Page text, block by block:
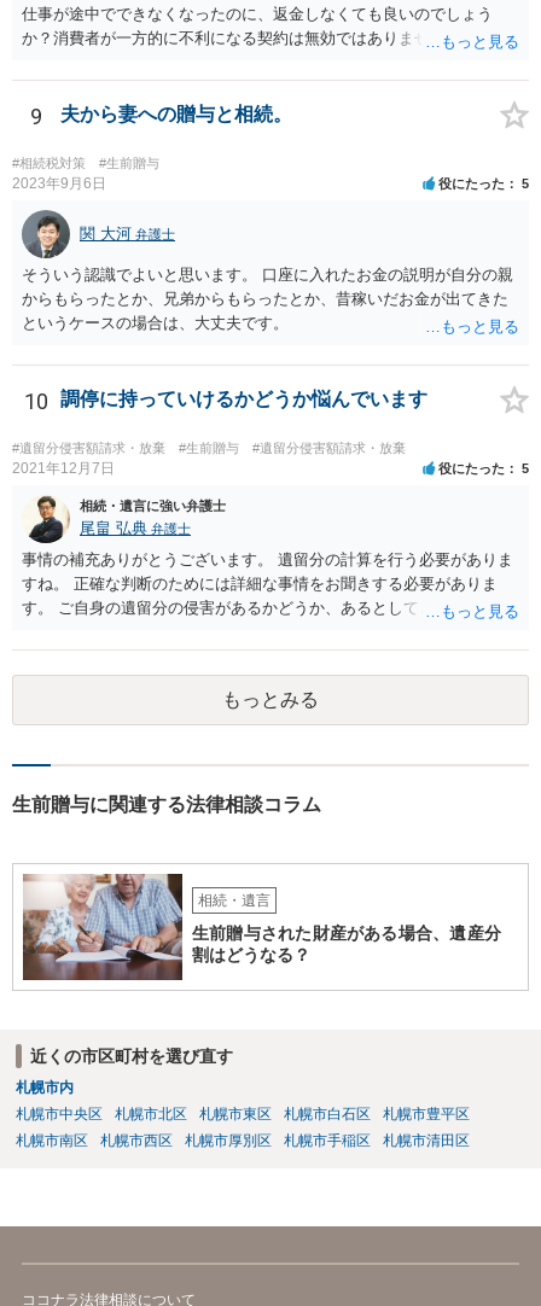
仕事が途中でできなくなったのに、返金しなくても良いのでしょう
か？消費者が一方的に不利になる契約は無効ではありませんか？
務があると思います。 倒れた弁護士が所属する弁護士会に相談さ
れた方がよいと思います。 倒れた弁護士は脳梗塞で倒れたようで
すが、 判断能力があり、復代理を倒れた弁護士の判断で復代理を
選任したのか 即ち、復代理人の選任は有効なのかという問題もあ
ると思います。
9 夫から妻への贈与と相続。
#相続税対策 #生前贈与
2023年9月6日 役にたった 5
関 大河 弁護士
そういう認識でよいと思います。 口座に入れたお金の説明が自分の親
からもらったとか、兄弟からもらったとか、昔稼いだお金が出てきた
というケースの場合は、大丈夫です。
10 調停に持っていけるかどうか悩んでいます
#遺留分侵害額請求・放棄 #生前贈与 #遺留分侵害額請求・放棄
2021年12月7日 役にたった 5
相続・遺言に強い弁護士
尾畠 弘典 弁護士
事情の補充ありがとうございます。 遺留分の計算を行う必要がありま
すね。 正確な判断のためには詳細な事情をお聞きする必要がありま
す。 ご自身の遺留分の侵害があるかどうか、あるとしてどの程度の金
相談されるのが良いと思います。
もっとみる
生前贈与に関連する法律相談コラム
相続・遺言
生前贈与された財産がある場合、遺産分
割はどうなる？
近くの市区町村を選び直す
札幌市内
札幌市中央区
札幌市北区 札幌市東区 札幌市白石区
札幌市豊平区
札幌市南区
札幌市西区 札幌市厚別区 札幌市手稲区 札幌市清田区
ココナラ法律相談について